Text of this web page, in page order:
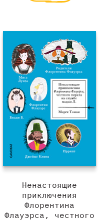
Ненастоящие
приключения
Флорентина
Флауэрса, честного